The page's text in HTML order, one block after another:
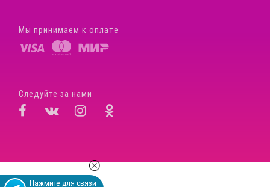
Мы принимаем к оплате
Следуйте за нами
Нажмите для связи